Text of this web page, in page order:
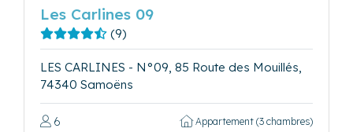
Les Carlines 09
(9)
LES CARLINES - N°09, 85 Route des Mouillés,
74340 Samoëns
6 Appartement (3 chambres)